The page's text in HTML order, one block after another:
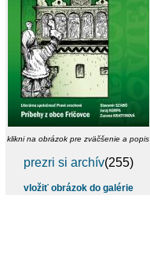
klikni na obrázok pre zväčšenie a popis
prezri si archív(255)
vložiť obrázok do galérie